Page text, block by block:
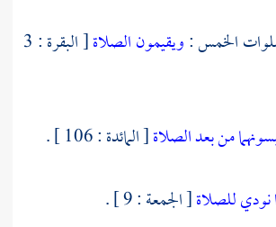
الخمس :ويقيمون الصلاة
[ البقرة : 3
من بعد الصلاة[ المائدة : 106 ] .
نودي للصلاة[ الجمعة : 9 ] .